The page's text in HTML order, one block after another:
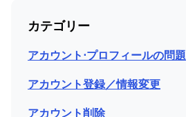
カテゴリー
アカウント⋅プロフィールの問題
アカウント登録／情報変更
アカウント削除